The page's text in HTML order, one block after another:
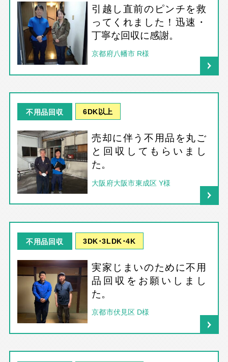
引越し直前のピンチを救
ってくれました！迅速・
丁寧な回収に感謝。
京都府八幡市 R様
不用品回収 6DK以上
売却に伴う不用品を丸ご
と回収してもらいまし
た。
大阪府大阪市東成区 Y様
不用品回収 3DK･3LDK･4K
実家じまいのために不用
品回収をお願いしまし
た。
京都市伏見区 D様